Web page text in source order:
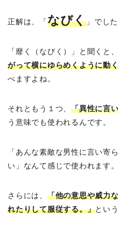
正解は、「なびく 」でした
「靡く（なびく）」と聞くと
がって横にゆらめくように動
べますよね。
それともう１つ、「異性に言
う意味でも使われるんです。
「あんな素敵な男性に言い寄
い」なんて感じで使われます。
さらには、 「他の意思や威力
れたりして服従する。」とい